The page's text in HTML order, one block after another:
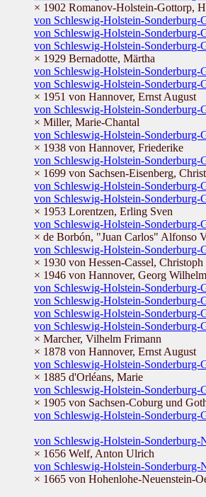
× 1902 Romanov-Holstein-Gottorp,
von Schleswig-Holstein-Sonderburg-
von Schleswig-Holstein-Sonderburg-
von Schleswig-Holstein-Sonderburg-
× 1929 Bernadotte, Märtha
von Schleswig-Holstein-Sonderburg-
von Schleswig-Holstein-Sonderburg-
× 1951 von Hannover, Ernst August
von Schleswig-Holstein-Sonderburg-
× Miller, Marie-Chantal
von Schleswig-Holstein-Sonderburg-
× 1938 von Hannover, Friederike
von Schleswig-Holstein-Sonderburg-
× 1699 von Sachsen-Eisenberg,
von Schleswig-Holstein-Sonderburg-
von Schleswig-Holstein-Sonderburg-
× 1953 Lorentzen, Erling Sven
von Schleswig-Holstein-Sonderburg-
× de Borbón, "Juan Carlos" Alfonso
von Schleswig-Holstein-Sonderburg-
× 1930 von Hessen-Cassel, Christoph
× 1946 von Hannover, Georg Wilhelm
von Schleswig-Holstein-Sonderburg-
von Schleswig-Holstein-Sonderburg-
von Schleswig-Holstein-Sonderburg-
von Schleswig-Holstein-Sonderburg-
× Marcher, Vilhelm Frimann
× 1878 von Hannover, Ernst August
von Schleswig-Holstein-Sonderburg-
× 1885 d'Orléans, Marie
von Schleswig-Holstein-
× 1905 von Sachsen-Coburg und
von Schleswig-Holstein-Sonderburg-
von Schleswig-Holstein-Sonderburg-
× 1656 Welf, Anton Ulrich
von Schleswig-Holstein-Sonderburg-
× 1665 von Hohenlohe-Neuenstein-